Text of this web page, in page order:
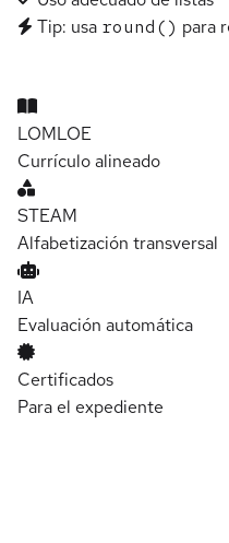
Tip: usa round() para
LOMLOE
Currículo alineado
STEAM
Alfabetización transversal
IA
Evaluación automática
Certificados
Para el expediente